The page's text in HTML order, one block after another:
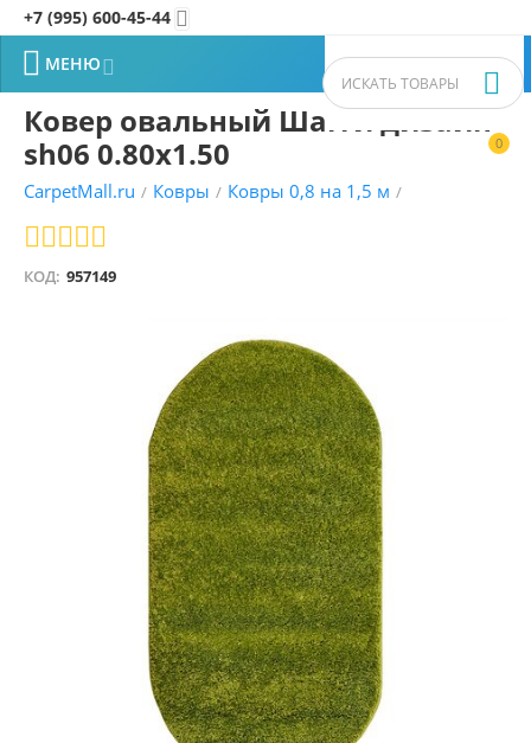
+7 (995) 600-45-44 
0


 МЕНЮ
Ковер овальный Шагги дизайн
sh06 0.80x1.50
CarpetMall.ru / Ковры / Ковры 0,8 на 1,5 м /
КОД: 957149